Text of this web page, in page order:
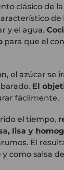
clásico de
de
y el agua.
para que el
el azúcar se
El
fácilmente.
el tiempo,
lisa y
El
como salsa